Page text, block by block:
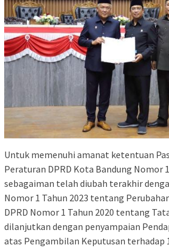
Untuk memenuhi amanat ketentuan
Peraturan DPRD Kota Bandung Nomor
sebagaiman telah diubah terakhir
Nomor 1 Tahun 2023 tentang
DPRD Nomor 1 Tahun 2020 tentang
dilanjutkan dengan penyampaian
atas Pengambilan Keputusan terhadap